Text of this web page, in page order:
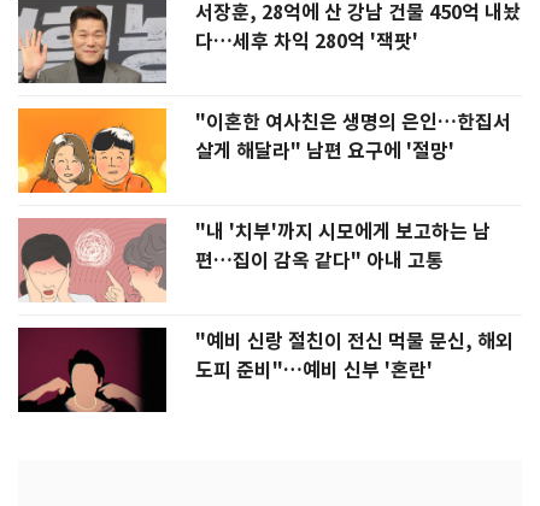
서장훈, 28억에 산 강남 건물 450억 내놨
다…세후 차익 280억 '잭팟'
"이혼한 여사친은 생명의 은인…한집서
살게 해달라" 남편 요구에 '절망'
"내 '치부'까지 시모에게 보고하는 남
편…집이 감옥 같다" 아내 고통
"예비 신랑 절친이 전신 먹물 문신, 해외
도피 준비"…예비 신부 '혼란'